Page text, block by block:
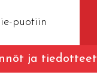
puotiin
ja tiedotteet